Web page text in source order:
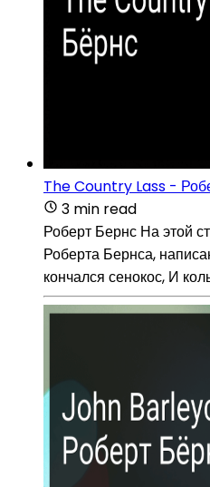
The Country Lass -
3 min read
Роберт Бернс На этой
Роберта Бернса,
кончался сенокос, И